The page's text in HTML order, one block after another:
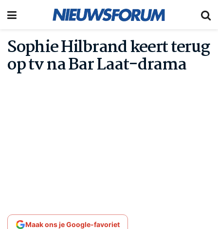
Sophie Hilbrand keert terug
op tv na Bar Laat-drama
Maak ons je Google-favoriet